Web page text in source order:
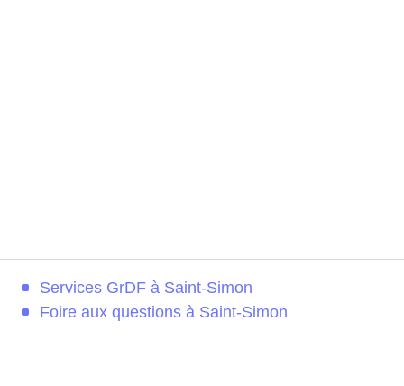
Services GrDF à Saint-Simon
Foire aux questions à Saint-Simon